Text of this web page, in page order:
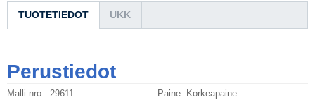
TUOTETIEDOT UKK
Perustiedot
Malli nro.: 29611 Paine: Korkeapaine